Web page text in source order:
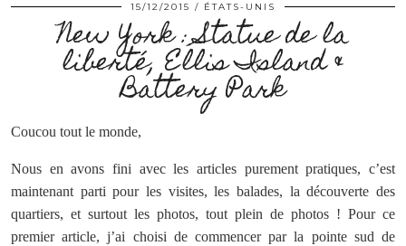
15/12/2015 ÉTATS-UNIS
New York : Statue de la
liberté, Ellis Island &
Battery Park
Coucou tout le monde,
Nous en avons fini avec les articles purement pratiques, c’est
maintenant parti pour les visites, les balades, la découverte des
quartiers, et surtout les photos, tout plein de photos ! Pour ce
premier article, j’ai choisi de commencer par la pointe sud de